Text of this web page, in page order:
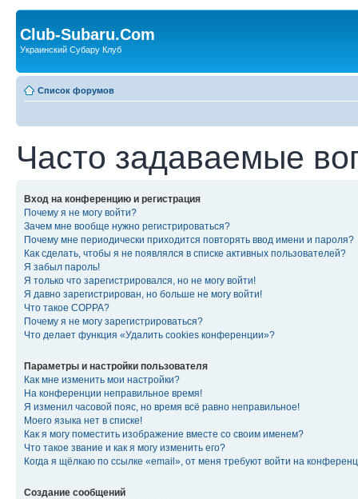
Club-Subaru.Com
Украинский Субару Клуб
Список форумов
Часто задаваемые
Вход на конференцию и регистрация
Почему я не могу войти?
Зачем мне вообще нужно регистрироваться?
Почему мне периодически приходится повторять ввод имени и пароля?
Как сделать, чтобы я не появлялся в списке активных пользователей?
Я забыл пароль!
Я только что зарегистрировался, но не могу войти!
Я давно зарегистрирован, но больше не могу войти!
Что такое COPPA?
Почему я не могу зарегистрироваться?
Что делает функция «Удалить cookies конференции»?
Параметры и настройки пользователя
Как мне изменить мои настройки?
На конференции неправильное время!
Я изменил часовой пояс, но время всё равно неправильное!
Моего языка нет в списке!
Как я могу поместить изображение вместе со своим именем?
Что такое звание и как я могу изменить его?
Когда я щёлкаю по ссылке «email», от меня требуют войти на
Создание сообщений